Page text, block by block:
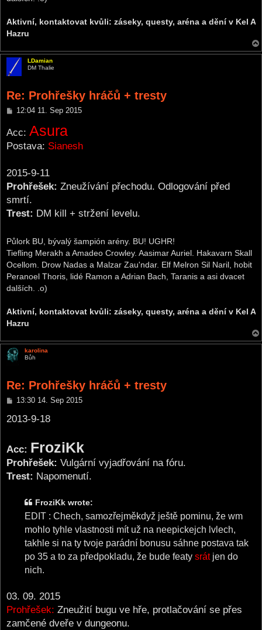
Aktivní, kontaktovat kvůli: záseky, questy, aréna a dění v Kel A
Hazru
LDamian
DM Thalie
Re: Prohřešky hráčů + tresty
P
t
12:04 11. Sep 2015
Acc: Asura
Postava: Sianesh
2015-9-11
Prohřešek: Zneužívání přechodu. Odlogování před
smrtí.
Trest: DM kill + stržení levelu.
Půlork BU, bývalý šampión arény. BU! UGHR!
Tiefling Merakh a Amadeo Crowley. Aasimar Auriel. Hakavarn Skall
Ocellom. Drow Nadas a Malzar Zau'ndar. Elf Melron Sil Naril, hobit
Peranoel Thoris, lidé Ramon a Adrian Bach, Taranis a asi dvacet
dalších. .o)
Aktivní, kontaktovat kvůli: záseky, questy, aréna a dění v Kel A
Hazru
karolina
Bůh
Re: Prohřešky hráčů + tresty
P
s
13:30 14. Sep 2015
2013-9-18
Acc: FroziKk
Prohřešek: Vulgární vyjadřování na fóru.
Trest: Napomenutí.
FroziKk wrote:
EDIT : Chech, samozřejměkdyž ještě pominu, že wm
mohlo tyhle vlastnosti mít už na neepickejch lvlech,
takhle si na ty tvoje parádní bonusu sáhne postava tak
po 35 a to za předpokladu, že bude featy srátjen do
nich.
03. 09. 2015
Prohřešek: Zneužití bugu ve hře, protlačování se přes
zamčené dveře v dungeonu.